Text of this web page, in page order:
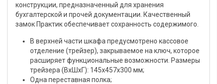
конструкции, предназначенный для хранения
бухгалтерской и прочей документации. Качественный
замок Практик обеспечивает сохранность содержимого.
В верхней части шкафа предусмотрено кассовое
отделение (трейзер), закрываемое на ключ, которое
расширяет функциональные возможности. Размеры
трейзера (ВхШхГ): 145х457х300 мм;
Одна переставная полка;